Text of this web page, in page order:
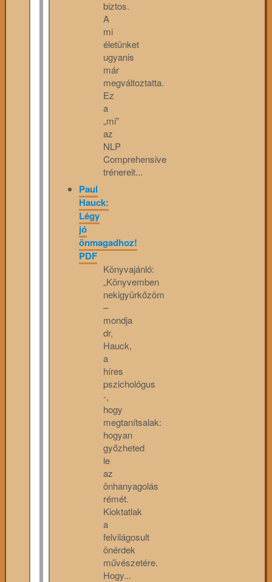
biztos.
A
mi
életünket
ugyanis
már
megváltoztatta.
Ez
a
„mi”
az
NLP
Comprehensive
trénereit...
Paul
Hauck:
Légy
jó
önmagadhoz!
PDF
Könyvajánló:
„Könyvemben
nekigyürkőzöm
–
mondja
dr,
Hauck,
a
híres
pszichológus
-,
hogy
megtanítsalak:
hogyan
győzheted
le
az
önhanyagolás
rémét.
Kioktatlak
a
felvilágosult
önérdek
művészetére.
Hogy...